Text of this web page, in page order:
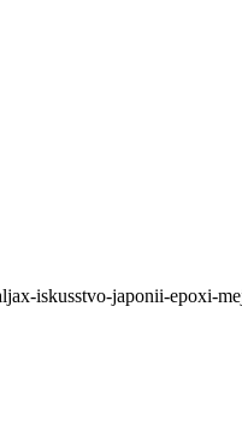
iskusstvo-japonii-epoxi-